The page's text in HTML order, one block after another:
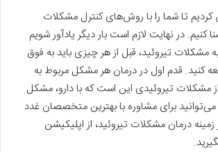
کردیم تا شما را با روش‌های کنترل مشکلات
کنیم. در نهایت لازم است بار دیگر یادآور شویم
مشکلات تیروئید، قبل از هر چیزی باید به فوق
قدم اول در درمان هر مشکل مربوط به
مشکلات تیروئیدی این است که با دارو، مشکل
می‌توانید برای مشاوره با بهترین متخصصان غدد
درمان مشکلات تیروئید، از اپلیکیشن